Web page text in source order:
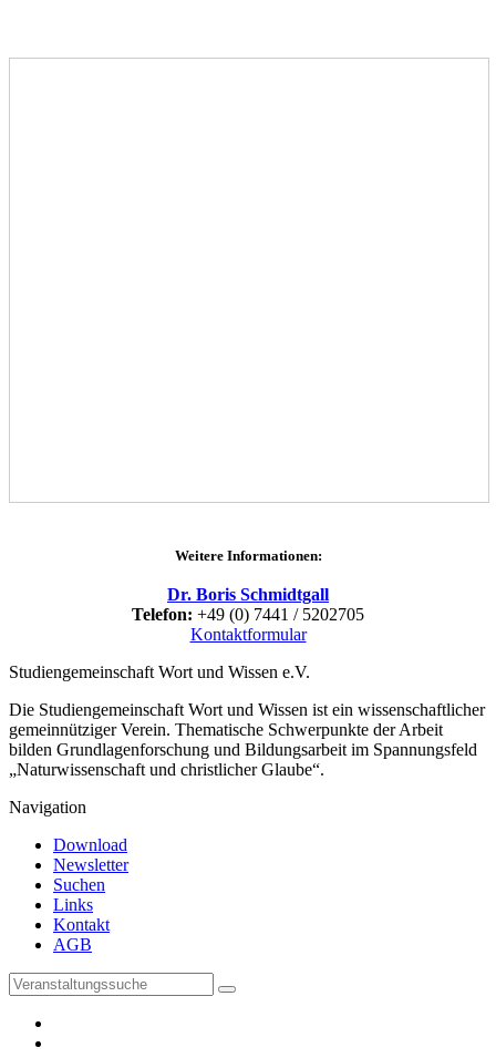
Weitere Informationen:
Dr. Boris Schmidtgall
Telefon: +49 (0) 7441 / 5202705
Kontaktformular
Studiengemeinschaft Wort und Wissen e.V.
Die Studiengemeinschaft Wort und Wissen ist ein wissenschaftlicher
gemeinnütziger Verein. Thematische Schwerpunkte der Arbeit
bilden Grundlagenforschung und Bildungsarbeit im Spannungsfeld
„Naturwissenschaft und christlicher Glaube“.
Navigation
Download
Newsletter
Suchen
Links
Kontakt
AGB